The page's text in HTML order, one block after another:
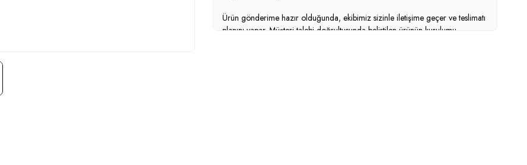
Ürün gönderime hazır olduğunda, ekibimiz sizinle iletişime geçer ve teslimatı
planını yapar. Müşteri talebi doğrultusunda belirtilen ürünün kurulumu